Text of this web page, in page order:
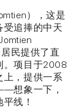
），这是
受追捧的中天
民提供了直
。项目于2008
上，提供一系
想象一下，
线！